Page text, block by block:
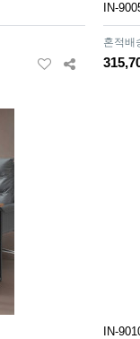
IN-
혼적배
IN-